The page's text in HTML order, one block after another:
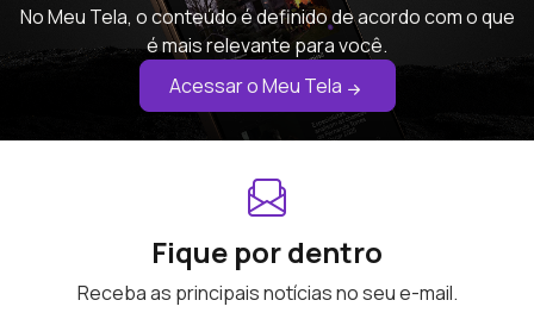
No Meu Tela, o conteúdo é definido de acordo com o que
é mais relevante para você.
Acessar o Meu Tela
Fique por dentro
Receba as principais notícias no seu e-mail.